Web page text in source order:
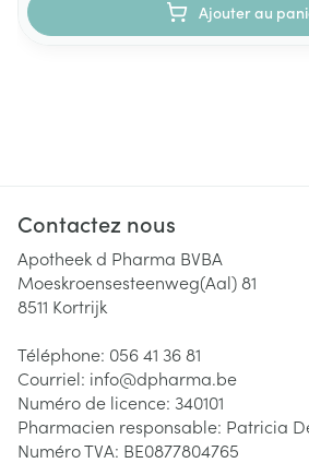
Ajouter au
Contactez nous
Apotheek d Pharma BVBA
Moeskroensesteenweg(Aal) 81
8511 Kortrijk
Téléphone: 056 41 36 81
Courriel: info@dpharma.be
Numéro de licence: 340101
Pharmacien responsable: Patricia
Numéro TVA: BE0877804765